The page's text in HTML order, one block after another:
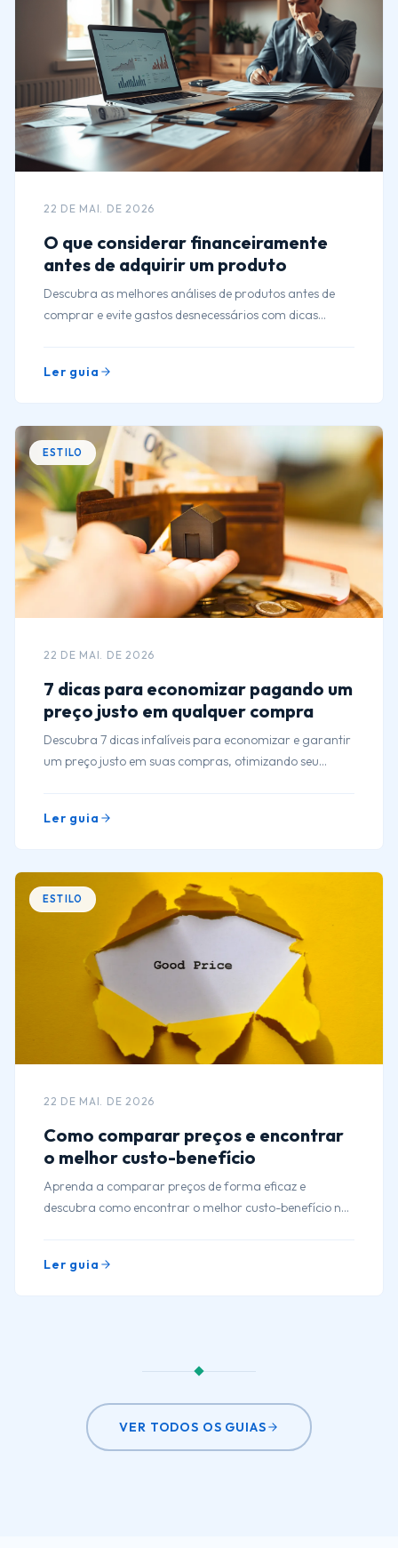
22 DE MAI. DE 2026
O que considerar financeiramente
antes de adquirir um produto
Descubra as melhores análises de produtos antes de
comprar e evite gastos desnecessários com dicas
Ler guia
ESTILO
22 DE MAI. DE 2026
7 dicas para economizar pagando um
preço justo em qualquer compra
Descubra 7 dicas infalíveis para economizar e garantir
um preço justo em suas compras, otimizando seu
Ler guia
ESTILO
22 DE MAI. DE 2026
Como comparar preços e encontrar
o melhor custo-benefício
Aprenda a comparar preços de forma eficaz e
descubra como encontrar o melhor custo-benefício nas
Ler guia
VER TODOS OS GUIAS